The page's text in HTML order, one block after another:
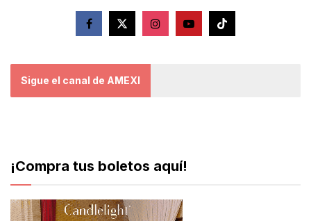
Sigue el canal de AMEXI
¡Compra tus boletos aquí!